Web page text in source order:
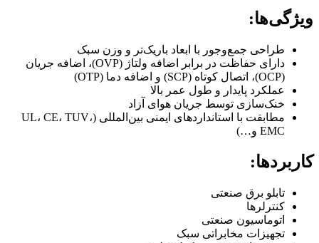
ویژگی‌ها:
طراحی جمع‌وجور با ابعاد باریک‌تر و وزن سبک
دارای حفاظت در برابر اضافه ولتاژ (OVP)، اضافه جریان
(OCP)، اتصال کوتاه (SCP) و اضافه دما (OTP)
عملکرد پایدار و طول عمر بالا
خنک‌سازی توسط جریان هوای آزاد
مطابقت با استانداردهای ایمنی بین‌المللی (UL، CE، TUV،
EMC و…)
کاربردها:
تابلو برق صنعتی
کنترلرها
اتوماسیون صنعتی
تجهیزات مخابراتی سبک